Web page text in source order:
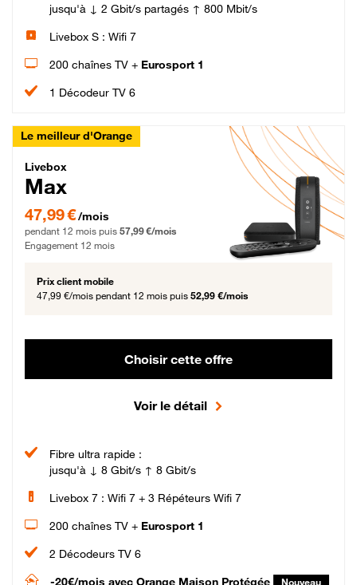
jusqu'à ↓ 2 Gbit/s partagés ↑ 800 Mbit/s
Livebox S : Wifi 7
200 chaînes TV + Eurosport 1
1 Décodeur TV 6
Le meilleur d'Orange
Livebox Max Fibre
Livebox
Max
47,99 € par mois pendant 12 mois puis 57,99 € par mois, Engagement 12 mois
47,99 €/mois
pendant 12 mois puis 57,99 €/mois
Engagement 12 mois
Prix client mobile
47,99 €/mois pendant 12 mois puis 52,99 €/mois
Choisir cette offre
Voir le détail
Fibre ultra rapide :
jusqu'à ↓ 8 Gbit/s ↑ 8 Gbit/s
Livebox 7 : Wifi 7 + 3 Répéteurs Wifi 7
200 chaînes TV + Eurosport 1
2 Décodeurs TV 6
-20€/mois avec Orange Maison Protégée Nouveau